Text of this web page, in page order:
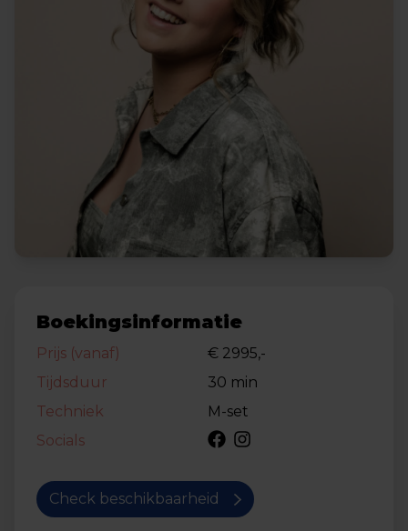
Boekingsinformatie
Prijs (vanaf)
€ 2995,-
Tijdsduur
30 min
Techniek
M-set
Socials
Check beschikbaarheid